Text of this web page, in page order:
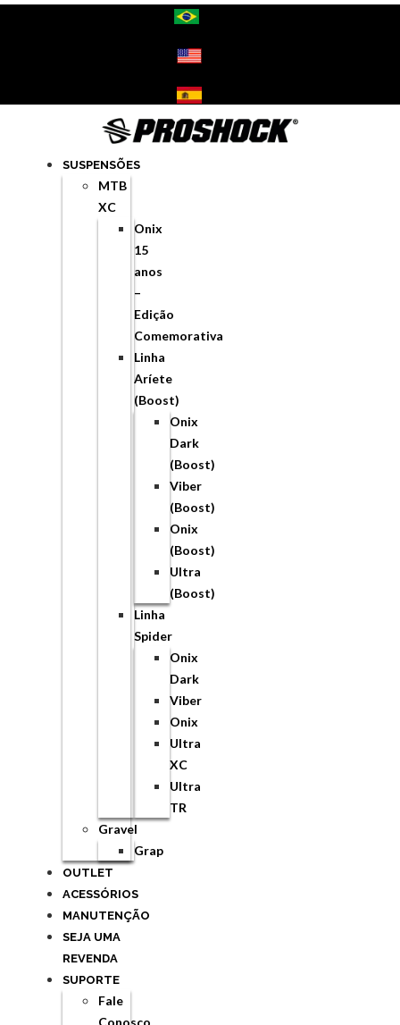
SUSPENSÕES
MTB
XC
Onix
15
anos
–
Edição
Comemorativa
Linha
Aríete
(Boost)
Onix
Dark
(Boost)
Viber
(Boost)
Onix
(Boost)
Ultra
(Boost)
Linha
Spider
Onix
Dark
Viber
Onix
Ultra
XC
Ultra
TR
Gravel
Grap
OUTLET
ACESSÓRIOS
MANUTENÇÃO
SEJA UMA
REVENDA
SUPORTE
Fale